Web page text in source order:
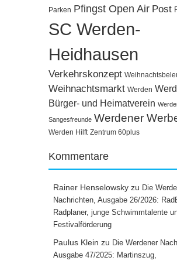
Parken Pfingst Open Air Post
SC Werden-
Heidhausen
Verkehrskonzept
Weihnachtsmarkt Werden
Bürger- und Heimatverein
Sangesfreunde Werdener
Werden Hilft Zentrum 60plus
Kommentare
Rainer Henselowsky zu Die
Nachrichten, Ausgabe 26/2026:
Radplaner, junge Schwimmtalente
Festivalförderung
Paulus Klein zu Die Werdener
Ausgabe 47/2025: Martinszug,